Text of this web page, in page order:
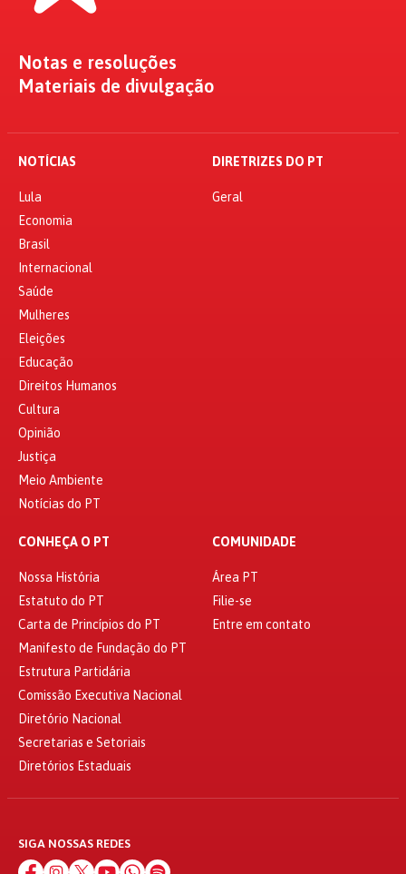
Notas e resoluções
Materiais de divulgação
NOTÍCIAS
Lula
Economia
Brasil
Internacional
Saúde
Mulheres
Eleições
Educação
Direitos Humanos
Cultura
Opinião
Justiça
Meio Ambiente
Notícias do PT
DIRETRIZES DO PT
Geral
CONHEÇA O PT
Nossa História
Estatuto do PT
Carta de Princípios do PT
Manifesto de Fundação do PT
Estrutura Partidária
Comissão Executiva Nacional
Diretório Nacional
Secretarias e Setoriais
Diretórios Estaduais
COMUNIDADE
Área PT
Filie-se
Entre em contato
SIGA NOSSAS REDES